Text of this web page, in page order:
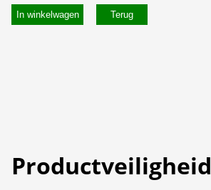
In winkelwagen
Productveiligheid